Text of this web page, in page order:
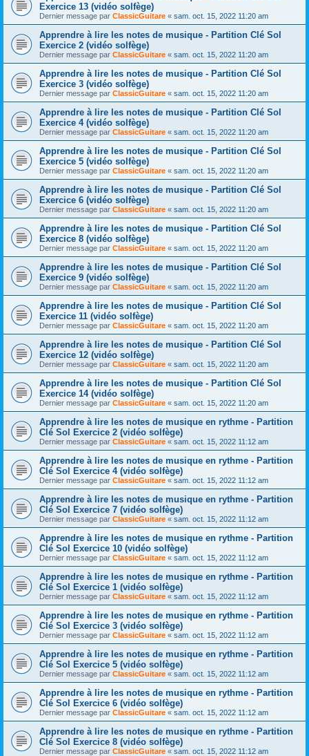
Exercice 13 (vidéo solfège)
Dernier message par ClassicGuitare « sam. oct. 15, 2022 11:20 am
Apprendre à lire les notes de musique - Partition Clé Sol
Exercice 2 (vidéo solfège)
Dernier message par ClassicGuitare « sam. oct. 15, 2022 11:20 am
Apprendre à lire les notes de musique - Partition Clé Sol
Exercice 3 (vidéo solfège)
Dernier message par ClassicGuitare « sam. oct. 15, 2022 11:20 am
Apprendre à lire les notes de musique - Partition Clé Sol
Exercice 4 (vidéo solfège)
Dernier message par ClassicGuitare « sam. oct. 15, 2022 11:20 am
Apprendre à lire les notes de musique - Partition Clé Sol
Exercice 5 (vidéo solfège)
Dernier message par ClassicGuitare « sam. oct. 15, 2022 11:20 am
Apprendre à lire les notes de musique - Partition Clé Sol
Exercice 6 (vidéo solfège)
Dernier message par ClassicGuitare « sam. oct. 15, 2022 11:20 am
Apprendre à lire les notes de musique - Partition Clé Sol
Exercice 8 (vidéo solfège)
Dernier message par ClassicGuitare « sam. oct. 15, 2022 11:20 am
Apprendre à lire les notes de musique - Partition Clé Sol
Exercice 9 (vidéo solfège)
Dernier message par ClassicGuitare « sam. oct. 15, 2022 11:20 am
Apprendre à lire les notes de musique - Partition Clé Sol
Exercice 11 (vidéo solfège)
Dernier message par ClassicGuitare « sam. oct. 15, 2022 11:20 am
Apprendre à lire les notes de musique - Partition Clé Sol
Exercice 12 (vidéo solfège)
Dernier message par ClassicGuitare « sam. oct. 15, 2022 11:20 am
Apprendre à lire les notes de musique - Partition Clé Sol
Exercice 14 (vidéo solfège)
Dernier message par ClassicGuitare « sam. oct. 15, 2022 11:20 am
Apprendre à lire les notes de musique en rythme - Partition
Clé Sol Exercice 2 (vidéo solfège)
Dernier message par ClassicGuitare « sam. oct. 15, 2022 11:12 am
Apprendre à lire les notes de musique en rythme - Partition
Clé Sol Exercice 4 (vidéo solfège)
Dernier message par ClassicGuitare « sam. oct. 15, 2022 11:12 am
Apprendre à lire les notes de musique en rythme - Partition
Clé Sol Exercice 7 (vidéo solfège)
Dernier message par ClassicGuitare « sam. oct. 15, 2022 11:12 am
Apprendre à lire les notes de musique en rythme - Partition
Clé Sol Exercice 10 (vidéo solfège)
Dernier message par ClassicGuitare « sam. oct. 15, 2022 11:12 am
Apprendre à lire les notes de musique en rythme - Partition
Clé Sol Exercice 1 (vidéo solfège)
Dernier message par ClassicGuitare « sam. oct. 15, 2022 11:12 am
Apprendre à lire les notes de musique en rythme - Partition
Clé Sol Exercice 3 (vidéo solfège)
Dernier message par ClassicGuitare « sam. oct. 15, 2022 11:12 am
Apprendre à lire les notes de musique en rythme - Partition
Clé Sol Exercice 5 (vidéo solfège)
Dernier message par ClassicGuitare « sam. oct. 15, 2022 11:12 am
Apprendre à lire les notes de musique en rythme - Partition
Clé Sol Exercice 6 (vidéo solfège)
Dernier message par ClassicGuitare « sam. oct. 15, 2022 11:12 am
Apprendre à lire les notes de musique en rythme - Partition
Clé Sol Exercice 8 (vidéo solfège)
Dernier message par ClassicGuitare « sam. oct. 15, 2022 11:12 am